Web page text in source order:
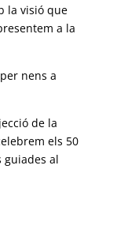
la visió que
a la
nens a
de la
els 50
guiades al